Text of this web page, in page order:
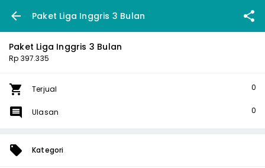
Paket Liga Inggris 3 Bulan
Paket Liga Inggris 3 Bulan
Rp 397.335
Terjual 0
Ulasan 0
Kategori